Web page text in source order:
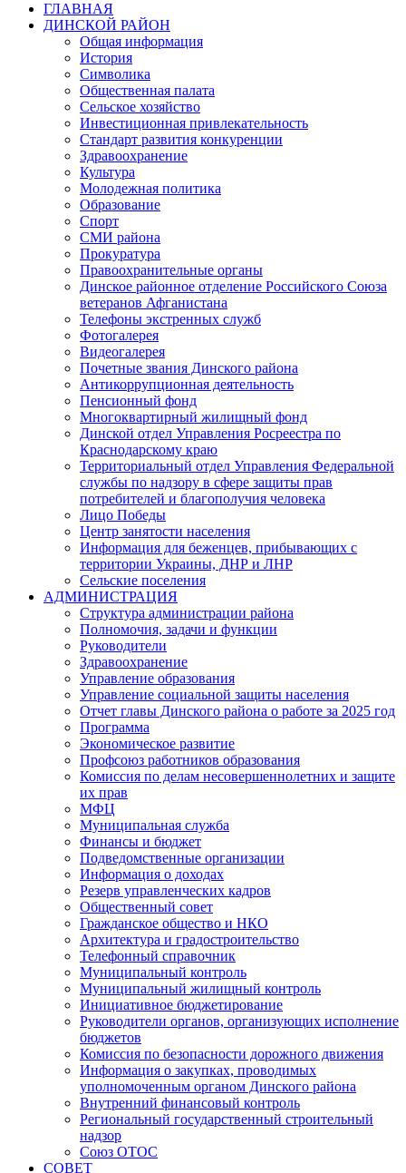
ГЛАВНАЯ
ДИНСКОЙ РАЙОН
Общая информация
История
Символика
Общественная палата
Сельское хозяйство
Инвестиционная привлекательность
Стандарт развития конкуренции
Здравоохранение
Культура
Молодежная политика
Образование
Спорт
СМИ района
Прокуратура
Правоохранительные органы
Динское районное отделение Российского Союза
ветеранов Афганистана
Телефоны экстренных служб
Фотогалерея
Видеогалерея
Почетные звания Динского района
Антикоррупционная деятельность
Пенсионный фонд
Многоквартирный жилищный фонд
Динской отдел Управления Росреестра по
Краснодарскому краю
Территориальный отдел Управления Федеральной
службы по надзору в сфере защиты прав
потребителей и благополучия человека
Лицо Победы
Центр занятости населения
Информация для беженцев, прибывающих с
территории Украины, ДНР и ЛНР
Сельские поселения
АДМИНИСТРАЦИЯ
Структура администрации района
Полномочия, задачи и функции
Руководители
Здравоохранение
Управление образования
Управление социальной защиты населения
Отчет главы Динского района о работе за 2025 год
Программа
Экономическое развитие
Профсоюз работников образования
Комиссия по делам несовершеннолетних и защите
их прав
МФЦ
Муниципальная служба
Финансы и бюджет
Подведомственные организации
Информация о доходах
Резерв управленческих кадров
Общественный совет
Гражданское общество и НКО
Архитектура и градостроительство
Телефонный справочник
Муниципальный контроль
Муниципальный жилищный контроль
Инициативное бюджетирование
Руководители органов, организующих исполнение
бюджетов
Комиссия по безопасности дорожного движения
Информация о закупках, проводимых
уполномоченным органом Динского района
Внутренний финансовый контроль
Региональный государственный строительный
надзор
Союз ОТОС
СОВЕТ